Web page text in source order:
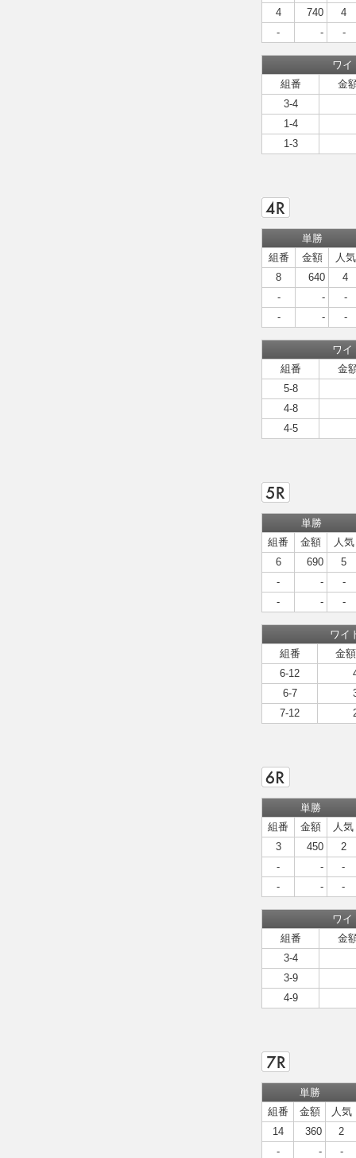
4
740
4
-
- -
ワイ
組番
金
3-4
1-4
1-3
単勝
組番
金額
人気
8
640
4
-
-
-
-
- -
ワイ
組番
金
5-8
4-8
4-5
単勝
組番
金額
人気
6
690
5
-
-
-
-
- -
ワイ
組番
金額
6-12
6-7
7-12
単勝
組番
金額
人気
3
450
2
-
-
-
-
- -
ワイ
組番
金
3-4
3-9
4-9
単勝
組番
金額
人気
14
360
2
-
-
-